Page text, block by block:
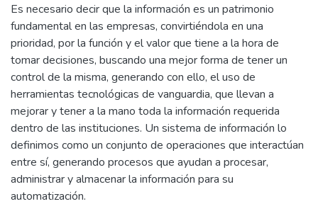
Es necesario decir que la información es un patrimonio
fundamental en las empresas, convirtiéndola en una
prioridad, por la función y el valor que tiene a la hora de
tomar decisiones, buscando una mejor forma de tener un
control de la misma, generando con ello, el uso de
herramientas tecnológicas de vanguardia, que llevan a
mejorar y tener a la mano toda la información requerida
dentro de las instituciones. Un sistema de información lo
definimos como un conjunto de operaciones que interactúan
entre sí, generando procesos que ayudan a procesar,
administrar y almacenar la información para su
automatización.